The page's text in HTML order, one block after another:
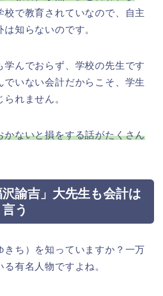
校で教育されていなので、自主
知らないのです。
学んでおらず、学校の先生です
でいない会計だからこそ、学生
れません。
かないと損をする話がたくさん
諭吉」大先生も会計は
う
きち）を知っていますか？一万
有名人物ですよね。